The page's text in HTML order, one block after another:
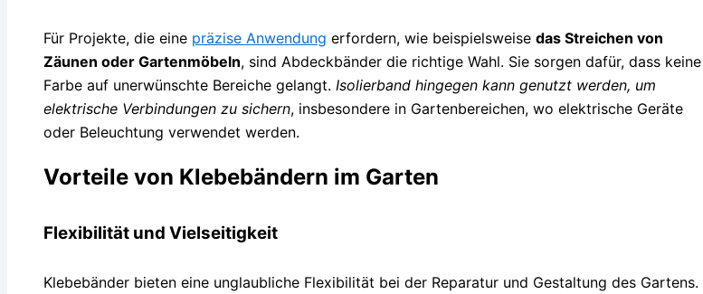
Für Projekte, die eine präzise Anwendung erfordern, wie beispielsweise das Streichen von
Zäunen oder Gartenmöbeln, sind Abdeckbänder die richtige Wahl. Sie sorgen dafür, dass keine
Farbe auf unerwünschte Bereiche gelangt. Isolierband hingegen kann genutzt werden, um
elektrische Verbindungen zu sichern, insbesondere in Gartenbereichen, wo elektrische Geräte
oder Beleuchtung verwendet werden.
Vorteile von Klebebändern im Garten
Flexibilität und Vielseitigkeit
Klebebänder bieten eine unglaubliche Flexibilität bei der Reparatur und Gestaltung des Gartens.